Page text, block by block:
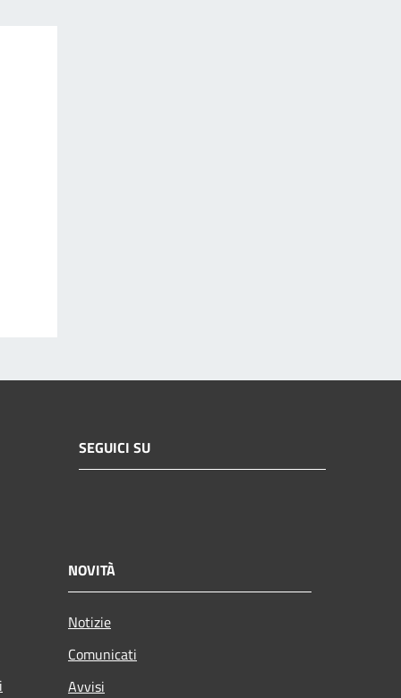
SEGUICI SU
NOVITÀ
Notizie
Comunicati
Avvisi